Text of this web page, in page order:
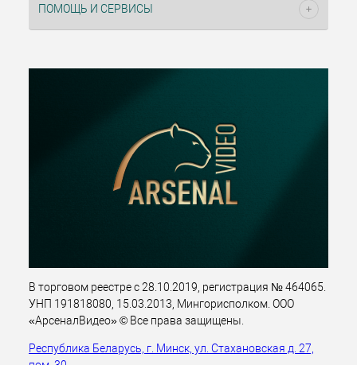
ПОМОЩЬ И СЕРВИСЫ
В торговом реестре с 28.10.2019, регистрация № 464065.
УНП 191818080, 15.03.2013, Мингорисполком. ООО
«АрсеналВидео» © Все права защищены.
Республика Беларусь, г. Минск, ул. Стахановская д. 27,